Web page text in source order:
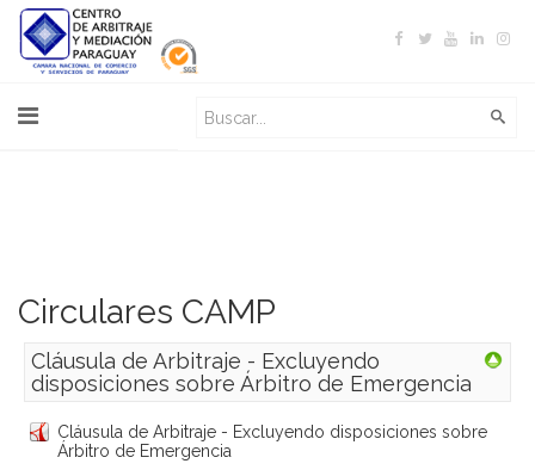
Circulares CAMP
Cláusula de Arbitraje - Excluyendo
disposiciones sobre Árbitro de Emergencia
Cláusula de Arbitraje - Excluyendo disposiciones sobre
Árbitro de Emergencia